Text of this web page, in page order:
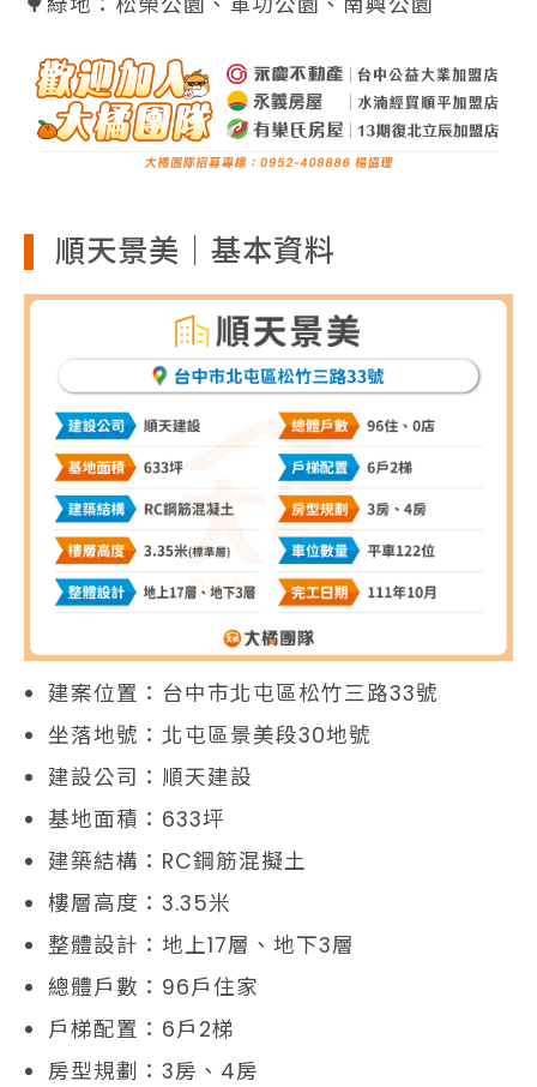
順天景美｜基本資料
建案位置：台中市北屯區松竹三路33號
坐落地號：北屯區景美段30地號
建設公司：順天建設
基地面積：633坪
建築結構：RC鋼筋混擬土
樓層高度：3.35米
整體設計：地上17層、地下3層
總體戶數：96戶住家
戶梯配置：6戶2梯
房型規劃：3房、4房